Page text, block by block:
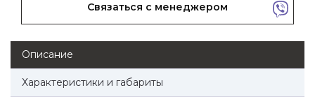
Связаться с менеджером
Описание
Характеристики и габариты